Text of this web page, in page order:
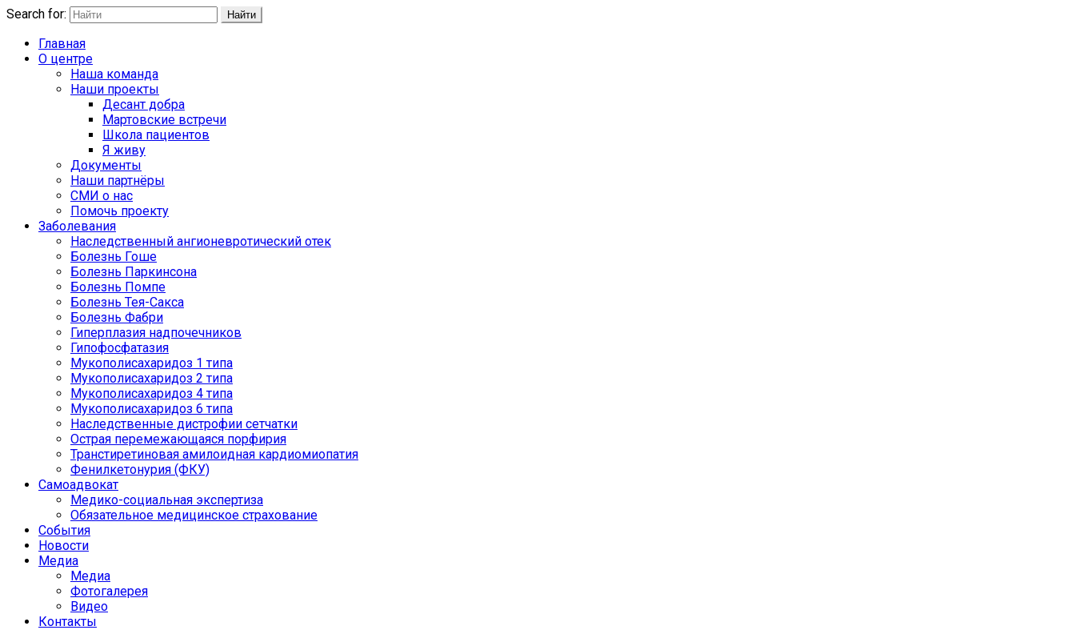
Search for: Найти
Главная
О центре
Наша команда
Наши проекты
Десант добра
Мартовские встречи
Школа пациентов
Я живу
Документы
Наши партнёры
СМИ о нас
Помочь проекту
Заболевания
Наследственный ангионевротический отек
Болезнь Гоше
Болезнь Паркинсона
Болезнь Помпе
Болезнь Тея-Сакса
Болезнь Фабри
Гиперплазия надпочечников
Гипофосфатазия
Мукополисахаридоз 1 типа
Мукополисахаридоз 2 типа
Мукополисахаридоз 4 типа
Мукополисахаридоз 6 типа
Наследственные дистрофии сетчатки
Острая перемежающаяся порфирия
Транстиретиновая амилоидная кардиомиопатия
Фенилкетонурия (ФКУ)
Самоадвокат
Медико-социальная экспертиза
Обязательное медицинское страхование
События
Новости
Медиа
Медиа
Фотогалерея
Видео
Контакты